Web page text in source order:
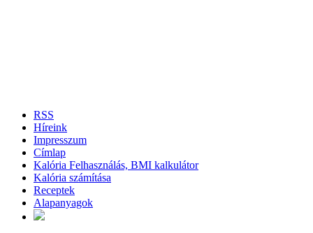
RSS
Híreink
Impresszum
Címlap
Kalória Felhasználás, BMI kalkulátor
Kalória számítása
Receptek
Alapanyagok